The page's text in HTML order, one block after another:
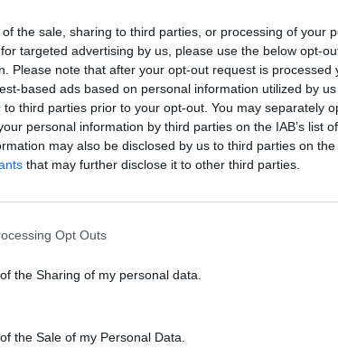
the sale, sharing to third parties, or processing of your
targeted advertising by us, please use the below opt-
Please note that after your opt-out request is processed
based ads based on personal information utilized by
to third parties prior to your opt-out. You may separately
personal information by third parties on the IAB’s list
may also be disclosed by us to third parties on the
that may further disclose it to other third parties.
Opt Outs
the Sharing of my personal data.
the Sale of my Personal Data.